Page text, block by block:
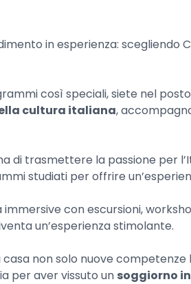
in esperienza: scegliendo
così speciali, siete nel
cultura italiana,
di trasmettere la passione per
studiati per offrire
con escursioni,
un’esperienza stimolante.
non solo nuove competenze
per aver vissuto un soggiorno